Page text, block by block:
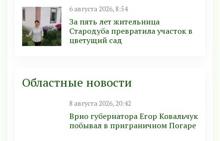
6 августа 2026, 8:54
За пять лет жительница
Стародуба превратила участок в
цветущий сад
Областные новости
8 августа 2026, 20:42
Врио губернатора Егор Ковальчук
побывал в приграничном Погаре